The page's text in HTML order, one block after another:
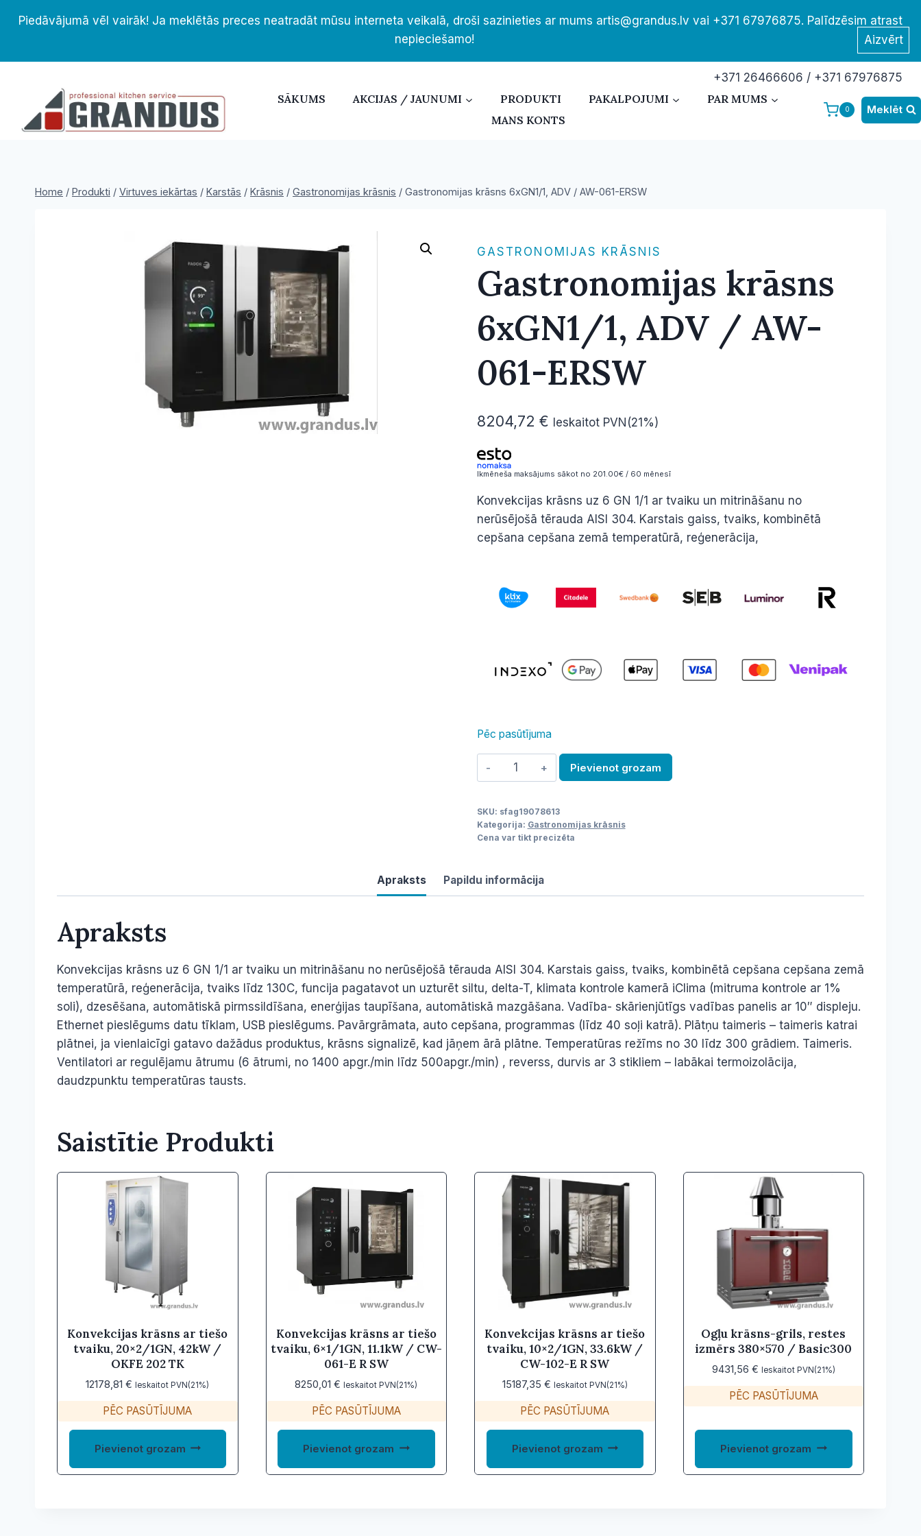
Piedāvājumā vēl vairāk! Ja meklētās preces neatradāt mūsu interneta veikalā, droši sazinieties ar mums artis@grandus.lv vai +371 67976875. Palīdzēsim atrast
nepieciešamo!
Aizvērt
+371 26466606 / +371 67976875
SĀKUMS
AKCIJAS / JAUNUMI PRODUKTI PAKALPOJUMI
PAR MUMS
MANS KONTS
0 Meklēt
Home / Produkti / Virtuves iekārtas / Karstās / Krāsnis / Gastronomijas krāsnis / Gastronomijas krāsns 6xGN1/1, ADV / AW-061-ERSW
GASTRONOMIJAS KRĀSNIS
Gastronomijas krāsns
6xGN1/1, ADV / AW-
061-ERSW
8204,72 € Ieskaitot PVN(21%)
Ikmēneša maksājums sākot no 201.00€ / 60 mēnesī
Konvekcijas krāsns uz 6 GN 1/1 ar tvaiku un mitrināšanu no
nerūsējošā tērauda AISI 304. Karstais gaiss, tvaiks, kombinētā
cepšana cepšana zemā temperatūrā, reģenerācija,
Pēc pasūtījuma
Gastronomijas
krāsns
ADV
/
061-
Pievienot grozam
SKU: sfag19078613
Kategorija: Gastronomijas krāsnis
Cena var tikt precizēta
Apraksts Papildu informācija
Apraksts
Konvekcijas krāsns uz 6 GN 1/1 ar tvaiku un mitrināšanu no nerūsējošā tērauda AISI 304. Karstais gaiss, tvaiks, kombinētā cepšana cepšana zemā
temperatūrā, reģenerācija, tvaiks līdz 130C, funcija pagatavot un uzturēt siltu, delta-T, klimata kontrole kamerā iClima (mitruma kontrole ar 1%
soli), dzesēšana, automātiskā pirmssildīšana, enerģijas taupīšana, automātiskā mazgāšana. Vadība- skārienjūtīgs vadības panelis ar 10″ displeju.
Ethernet pieslēgums datu tīklam, USB pieslēgums. Pavārgrāmata, auto cepšana, programmas (līdz 40 soļi katrā). Plātņu taimeris – taimeris katrai
plātnei, ja vienlaicīgi gatavo dažādus produktus, krāsns signalizē, kad jāņem ārā plātne. Temperatūras režīms no 30 līdz 300 grādiem. Taimeris.
Ventilatori ar regulējamu ātrumu (6 ātrumi, no 1400 apgr./min līdz 500apgr./min) , reverss, durvis ar 3 stikliem – labākai termoizolācija,
daudzpunktu temperatūras tausts.
Saistītie Produkti
Konvekcijas krāsns ar tiešo
tvaiku, 20×2/1GN, 42kW /
OKFE 202 TK
12178,81€ Ieskaitot PVN(21%)
PĒC PASŪTĪJUMA
Pievienot grozam
Konvekcijas krāsns ar tiešo
tvaiku, 6×1/1GN, 11.1kW / CW-
061-E R SW
8250,01€ Ieskaitot PVN(21%)
PĒC PASŪTĪJUMA
Pievienot grozam
Konvekcijas krāsns ar tiešo
tvaiku, 10×2/1GN, 33.6kW /
CW-102-E R SW
15187,35 € Ieskaitot PVN(21%)
PĒC PASŪTĪJUMA
Pievienot grozam
Ogļu krāsns-grils, restes
izmērs 380×570 / Basic300
9431,56 € Ieskaitot PVN(21%)
PĒC PASŪTĪJUMA
Pievienot grozam